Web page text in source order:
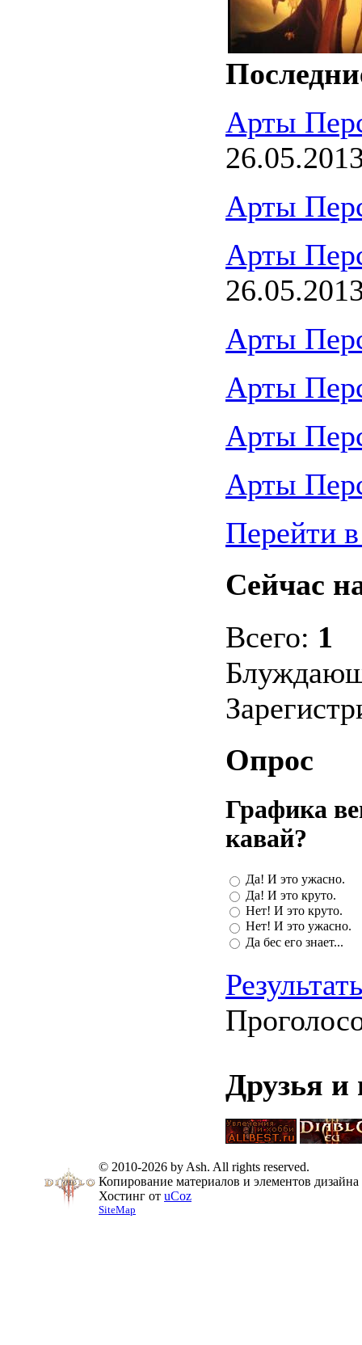
Арты
Арты
Арты
Арты
Арты
Арты
Арты
Перейти
Сейчас
Всего: 1
Опрос
Графика
кавай?
Да! И это ужасно.
Да! И это круто.
Нет! И это круто.
Нет! И это ужасно.
Да бес его знает...
Друзья и
© 2010-2026 by Ash. All rights reserved.
Копирование материалов и элементов
Хостинг от uCoz
SiteMap